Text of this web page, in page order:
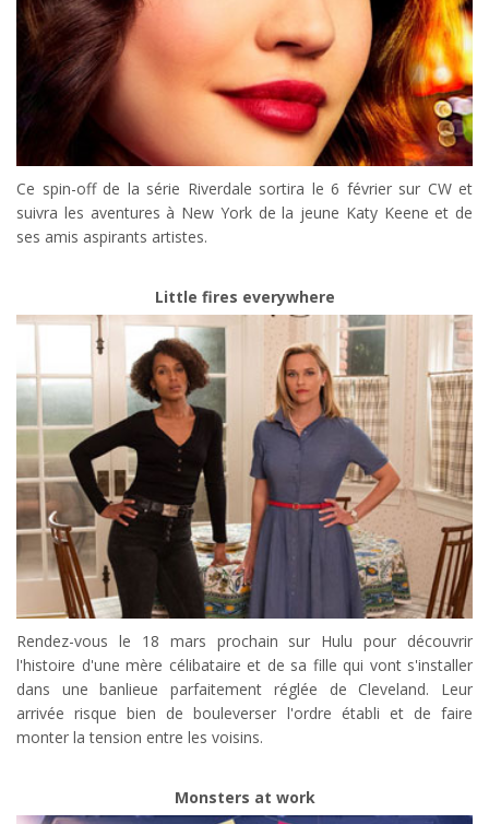
Ce spin-off de la série Riverdale sortira le 6 février sur CW et
suivra les aventures à New York de la jeune Katy Keene et de
ses amis aspirants artistes.
Little fires everywhere
Rendez-vous le 18 mars prochain sur Hulu pour découvrir
l'histoire d'une mère célibataire et de sa fille qui vont s'installer
dans une banlieue parfaitement réglée de Cleveland. Leur
arrivée risque bien de bouleverser l'ordre établi et de faire
monter la tension entre les voisins.
Monsters at work